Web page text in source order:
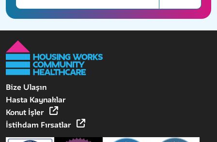
Bize Ulaşın
Hasta Kaynaklar
Konut İşler
İstihdam Fırsatlar